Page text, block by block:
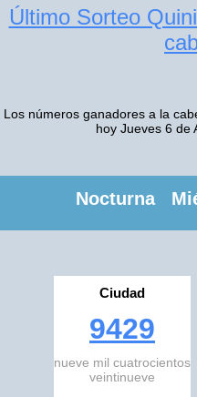
Último Sorteo
Los números ganadores a la
hoy Jueves 6 de
Nocturna
Ciudad
9429
nueve mil cuatrocientos
veintinueve